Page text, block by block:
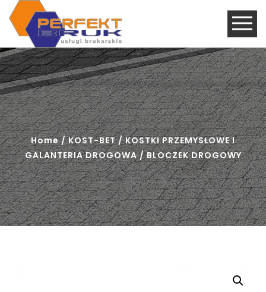
Home/KOST-BET/KOSTKI PRZEMYSŁOWE I
GALANTERIA DROGOWA/ BLOCZEK DROGOWY